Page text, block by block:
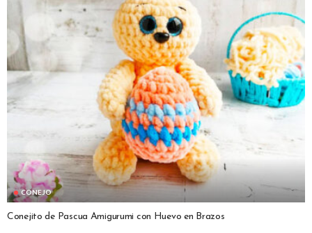
CONEJO
Conejito de Pascua Amigurumi con Huevo en Brazos